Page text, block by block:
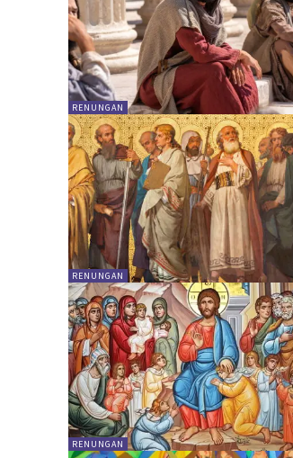
RENUNGAN
RENUNGAN
RENUNGAN